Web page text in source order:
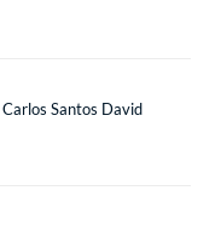
Santos David